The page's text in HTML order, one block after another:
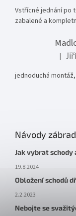
Vstřícné jednání po
zabalené a
|
jednoduchá
Návody
Jak vybrat schody
19.8.2024
Obložení schodů
2.2.2023
Nebojte se